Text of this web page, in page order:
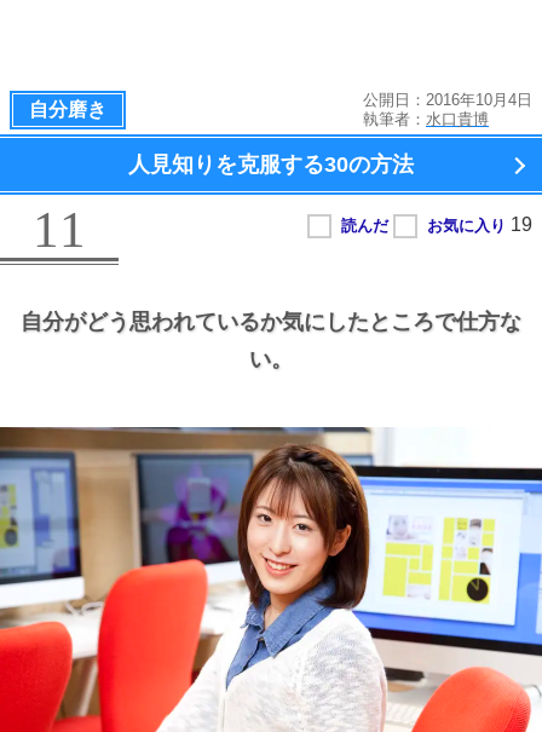
自分磨き
公開日：2016年10月4日
執筆者： 水口貴博
人見知りを克服する30の方法
11
自分がどう思われているか気にしたところで仕方な
い。